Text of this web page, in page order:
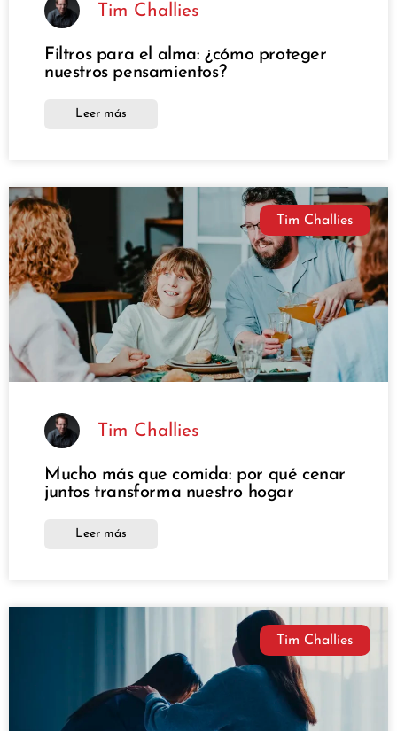
Tim Challies
Filtros para el alma: ¿cómo proteger
nuestros pensamientos?
Leer más
Tim Challies
Tim Challies
Mucho más que comida: por qué cenar
juntos transforma nuestro hogar
Leer más
Tim Challies